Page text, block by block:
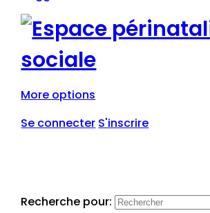
More options
Se connecter S'inscrire
Recherche pour: